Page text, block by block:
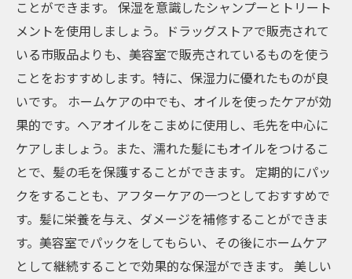
ことができます。 保湿を意識したシャンプーとトリート
メントを使用しましょう。ドラッグストアで販売されて
いる市販品よりも、美容室で販売されているものを使う
ことをおすすめします。特に、保湿力に優れたものが良
いです。 ホームケアの中でも、オイルを使ったケアが効
果的です。ヘアオイルをこまめに使用し、毛先を中心に
ケアしましょう。また、濡れた髪にもオイルをつけるこ
とで、髪の毛を保護することができます。 定期的にパッ
クをすることも、アフターケアの一つとしておすすめで
す。髪に栄養を与え、ダメージを補修することができま
す。美容室でパックをしてもらい、その後にホームケア
として継続することで効果的な保湿ができます。 美しい